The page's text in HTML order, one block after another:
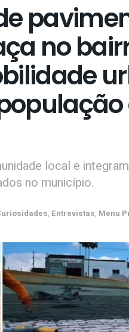
no
local e
no município.
, Entrevistas, Menu